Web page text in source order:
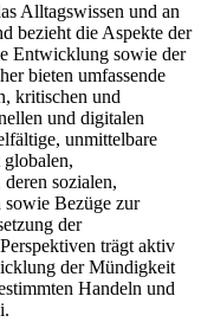
Alltagswissen und an
bezieht die Aspekte der
Entwicklung sowie der
bieten umfassende
kritischen und
und digitalen
unmittelbare
sozialen,
Bezüge zur
der
trägt aktiv
der Mündigkeit
Handeln und